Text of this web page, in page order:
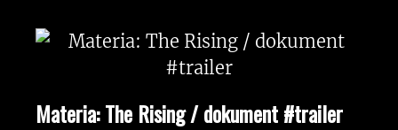
Materia: The Rising / dokument #trailer